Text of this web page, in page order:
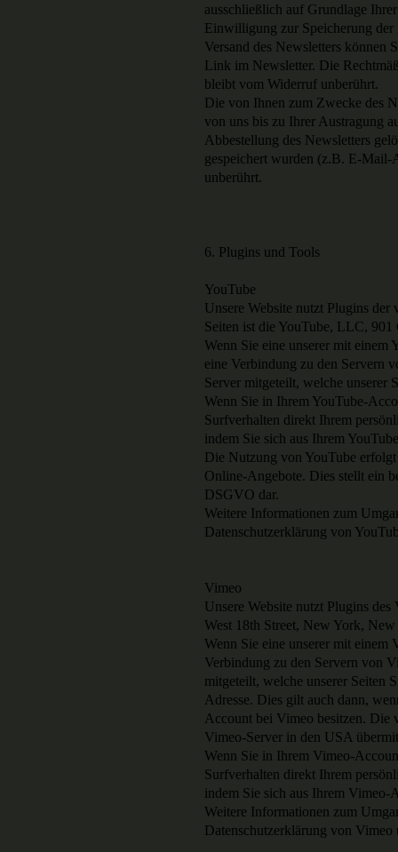
ausschließlich auf Grundlage
Einwilligung zur Speicherung
Versand des Newsletters können
Link im Newsletter. Die
bleibt vom Widerruf unberührt.
Die von Ihnen zum Zwecke des
von uns bis zu Ihrer Austragung
Abbestellung des Newsletters
gespeichert wurden (z.B. E-
unberührt.
6. Plugins und Tools
YouTube
Unsere Website nutzt Plugins der
Seiten ist die YouTube, LLC,
Wenn Sie eine unserer mit einem
eine Verbindung zu den Servern
Server mitgeteilt, welche unserer
Wenn Sie in Ihrem YouTube-
Surfverhalten direkt Ihrem
indem Sie sich aus Ihrem
Die Nutzung von YouTube erfolgt
Online-Angebote. Dies stellt ein
DSGVO dar.
Weitere Informationen zum
Datenschutzerklärung von
Vimeo
Unsere Website nutzt Plugins
West 18th Street, New York,
Wenn Sie eine unserer mit einem
Verbindung zu den Servern von
mitgeteilt, welche unserer Seiten
Adresse. Dies gilt auch dann,
Account bei Vimeo besitzen. Die
Vimeo-Server in den USA
Wenn Sie in Ihrem Vimeo-
Surfverhalten direkt Ihrem
indem Sie sich aus Ihrem Vimeo-
Weitere Informationen zum
Datenschutzerklärung von